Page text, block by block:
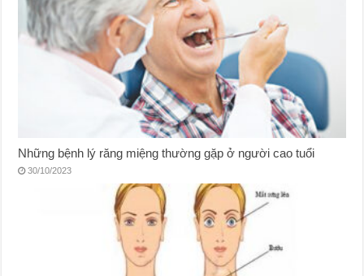
Những bệnh lý răng miệng thường gặp ở người cao tuổi
30/10/2023